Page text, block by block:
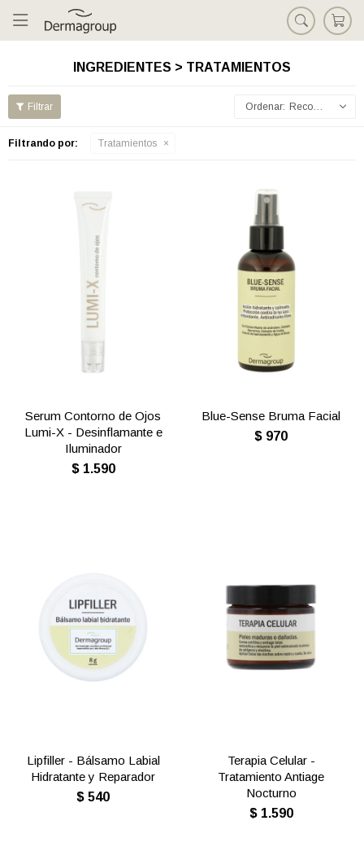

INGREDIENTES > TRATAMIENTOS
Recomendados
Filtrando por: Tratamientos
Serum Contorno de Ojos
Lumi-X - Desinflamante e
Iluminador
$ 1.590
Blue-Sense Bruma Facial
$ 970
Lipfiller - Bálsamo Labial
Hidratante y Reparador
$ 540
Terapia Celular -
Tratamiento Antiage
Nocturno
$ 1.590